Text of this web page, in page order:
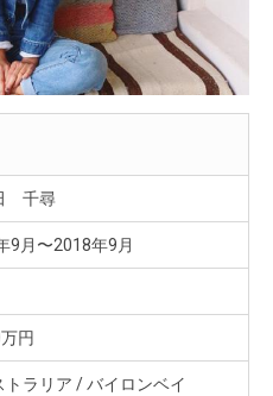
千尋
9月〜2018年9月
円
トラリア / バイロンベイ